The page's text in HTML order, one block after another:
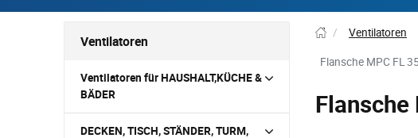
/ Ventilatoren
Flansche MPC FL
Flansche
Ventilatoren
Ventilatoren für HAUSHALT,KÜCHE &
BÄDER
DECKEN, TISCH, STÄNDER, TURM,